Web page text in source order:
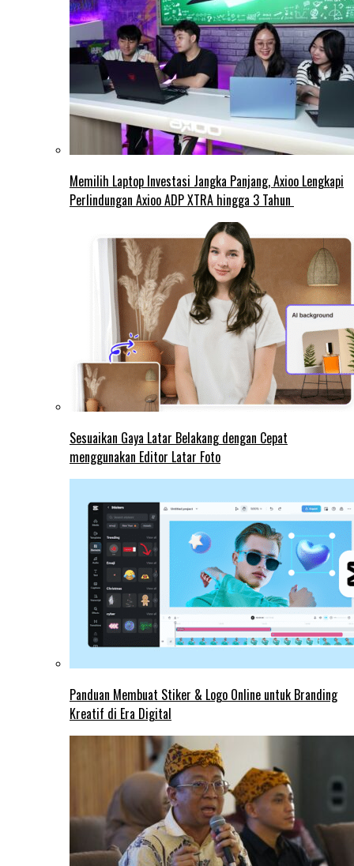
Memilih Laptop Investasi Jangka Panjang, Axioo Lengkapi
Perlindungan Axioo ADP XTRA hingga 3 Tahun
Sesuaikan Gaya Latar Belakang dengan Cepat
menggunakan Editor Latar Foto
Panduan Membuat Stiker & Logo Online untuk Branding
Kreatif di Era Digital